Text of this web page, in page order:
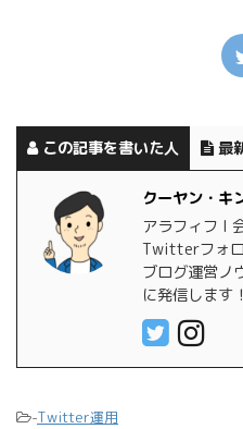
この記事を書いた人 最
クーヤン・キ
アラフィフ l
Twitterフォ
ブログ運営ノ
に発信します！
-Twitter運用